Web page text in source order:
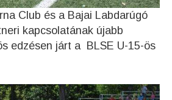
Club és a Bajai Labdarúgó
kapcsolatának újabb
edzésen járt a BLSE U-15-ös